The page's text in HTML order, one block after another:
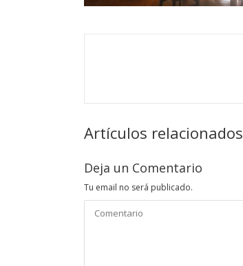
Artículos relacionados
Deja un Comentario
Tu email no será publicado.